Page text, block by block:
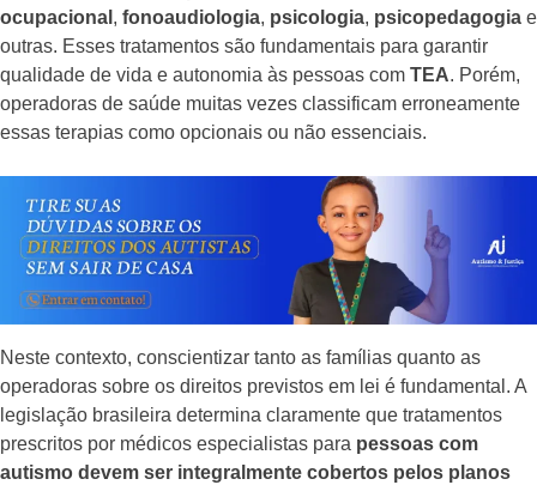
ocupacional , fonoaudiologia, psicologia, psicopedagogia e
outras. Esses tratamentos são fundamentais para garantir
qualidade de vida e autonomia às pessoas com TEA. Porém,
operadoras de saúde muitas vezes classificam erroneamente
essas terapias como opcionais ou não essenciais.
Neste contexto, conscientizar tanto as famílias quanto as
operadoras sobre os direitos previstos em lei é fundamental. A
legislação brasileira determina claramente que tratamentos
prescritos por médicos especialistas para pessoas com
autismo devem ser integralmente cobertos pelos planos